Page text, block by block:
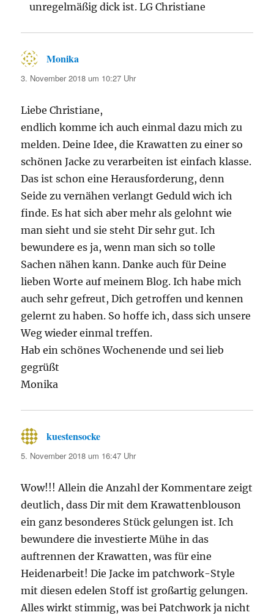
unregelmäßig dick ist. LG Christiane
Monika
3. November 2018 um 10:27 Uhr
Liebe Christiane,
endlich komme ich auch einmal dazu mich zu
melden. Deine Idee, die Krawatten zu einer so
schönen Jacke zu verarbeiten ist einfach klasse.
Das ist schon eine Herausforderung, denn
Seide zu vernähen verlangt Geduld wich ich
finde. Es hat sich aber mehr als gelohnt wie
man sieht und sie steht Dir sehr gut. Ich
bewundere es ja, wenn man sich so tolle
Sachen nähen kann. Danke auch für Deine
lieben Worte auf meinem Blog. Ich habe mich
auch sehr gefreut, Dich getroffen und kennen
gelernt zu haben. So hoffe ich, dass sich unsere
Weg wieder einmal treffen.
Hab ein schönes Wochenende und sei lieb
gegrüßt
Monika
kuestensocke
5. November 2018 um 16:47 Uhr
Wow!!! Allein die Anzahl der Kommentare zeigt
deutlich, dass Dir mit dem Krawattenblouson
ein ganz besonderes Stück gelungen ist. Ich
bewundere die investierte Mühe in das
auftrennen der Krawatten, was für eine
Heidenarbeit! Die Jacke im patchwork-Style
mit diesen edelen Stoff ist großartig gelungen.
Alles wirkt stimmig, was bei Patchwork ja nicht